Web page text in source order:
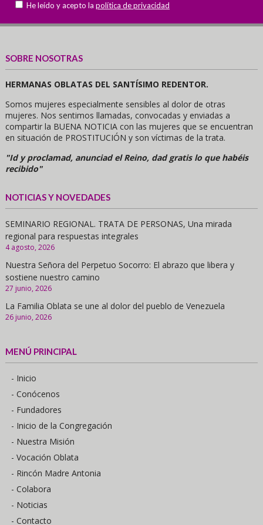
He leído y acepto la política de privacidad
SOBRE NOSOTRAS
HERMANAS OBLATAS DEL SANTÍSIMO REDENTOR.
Somos mujeres especialmente sensibles al dolor de otras
mujeres. Nos sentimos llamadas, convocadas y enviadas a
compartir la BUENA NOTICIA con las mujeres que se encuentran
en situación de PROSTITUCIÓN y son víctimas de la trata.
"Id y proclamad, anunciad el Reino, dad gratis lo que habéis
recibido"
NOTICIAS Y NOVEDADES
SEMINARIO REGIONAL. TRATA DE PERSONAS, Una mirada
regional para respuestas integrales
4 agosto, 2026
Nuestra Señora del Perpetuo Socorro: El abrazo que libera y
sostiene nuestro camino
27 junio, 2026
La Familia Oblata se une al dolor del pueblo de Venezuela
26 junio, 2026
MENÚ PRINCIPAL
- Inicio
- Conócenos
- Fundadores
- Inicio de la Congregación
- Nuestra Misión
- Vocación Oblata
- Rincón Madre Antonia
- Colabora
- Noticias
- Contacto